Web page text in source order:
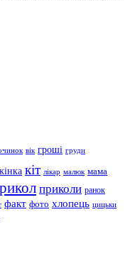
вік гроші груди
кіт лікар малюк мама
приколи ранок
факт фото хлопець цицьки